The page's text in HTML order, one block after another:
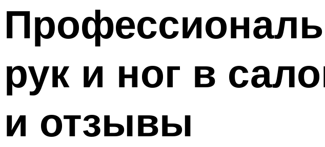
рук и ног в
и отзывы